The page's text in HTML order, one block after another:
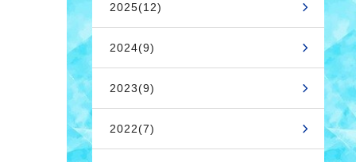
2025(12)
2024(9)
2023(9)
2022(7)